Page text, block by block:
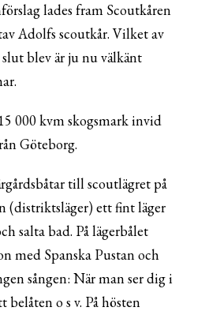
lades fram Scoutkåren
Adolfs scoutkår. Vilket av
blev är ju nu välkänt
000 kvm skogsmark invid
Göteborg.
till scoutlägret på
(distriktsläger) ett fint läger
salta bad. På lägerbålet
med Spanska Pustan och
sången: När man ser dig i
belåten o s v. På hösten